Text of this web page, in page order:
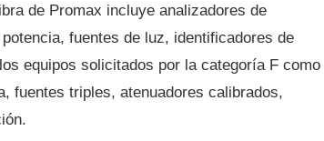
de Promax incluye analizadores de
fuentes de luz, identificadores de
equipos solicitados por la categoría F como
fuentes triples, atenuadores calibrados,